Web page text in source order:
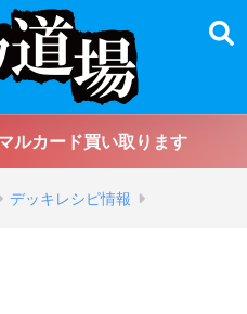
ルカード買い取ります
デッキレシピ情報